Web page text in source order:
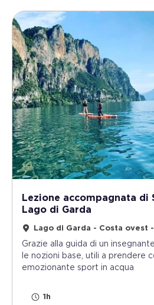
Lezione accompagnata di
Lago di Garda
Lago di Garda - Costa ovest
Grazie alla guida di un
le nozioni base, utili a prendere
emozionante sport in acqua
1h